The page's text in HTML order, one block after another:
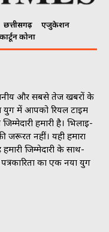
छत्तीसगढ़
एजुकेशन
कार्टून कोना
और सबसे तेज खबरों के
युग में आपको रियल टाइम
हमारी है। भिलाई-
नहीं। यही हमारा
जिम्मेदारी के साथ-
का एक नया युग